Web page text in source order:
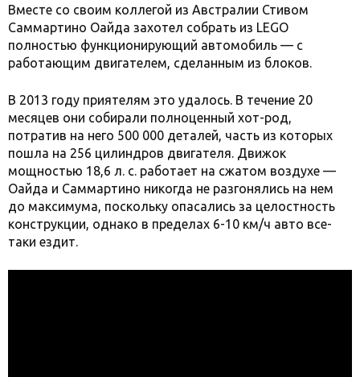
Вместе со своим коллегой из Австралии Стивом
Саммартино Оайда захотел собрать из LEGO
полностью функционирующий автомобиль — с
работающим двигателем, сделанным из блоков.
В 2013 году приятелям это удалось. В течение 20
месяцев они собирали полноценный хот-род,
потратив на него 500 000 деталей, часть из которых
пошла на 256 цилиндров двигателя. Движок
мощностью 18,6 л. с. работает на сжатом воздухе —
Оайда и Саммартино никогда не разгонялись на нем
до максимума, поскольку опасались за целостность
конструкции, однако в пределах 6-10 км/ч авто все-
таки ездит.